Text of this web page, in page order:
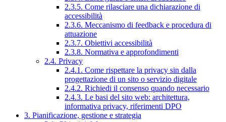
2.3.5. Come rilasciare una dichiarazione di
accessibilità
2.3.6. Meccanismo di feedback e procedura di
attuazione
2.3.7. Obiettivi accessibilità
2.3.8. Normativa e approfondimenti
2.4. Privacy
2.4.1. Come rispettare la privacy sin dalla
progettazione di un sito o servizio digitale
2.4.2. Richiedi il consenso quando necessario
2.4.3. Le basi del sito web: architettura,
informativa privacy, riferimenti DPO
3. Pianificazione, gestione e strategia